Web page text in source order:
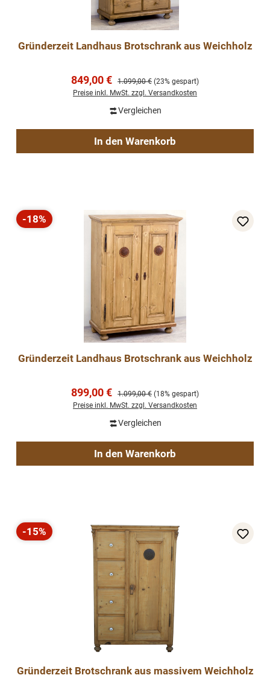
Gründerzeit Landhaus Brotschrank aus Weichholz
Verkaufspreis:
849,00 € Regulärer Preis:
1.099,00 € (23% gespart)
Preise inkl. MwSt. zzgl. Versandkosten
Vergleichen
In den Warenkorb
Rabatt
-18%
Gründerzeit Landhaus Brotschrank aus Weichholz
Verkaufspreis:
899,00 € Regulärer Preis:
1.099,00 € (18% gespart)
Preise inkl. MwSt. zzgl. Versandkosten
Vergleichen
In den Warenkorb
Rabatt
-15%
Gründerzeit Brotschrank aus massivem Weichholz